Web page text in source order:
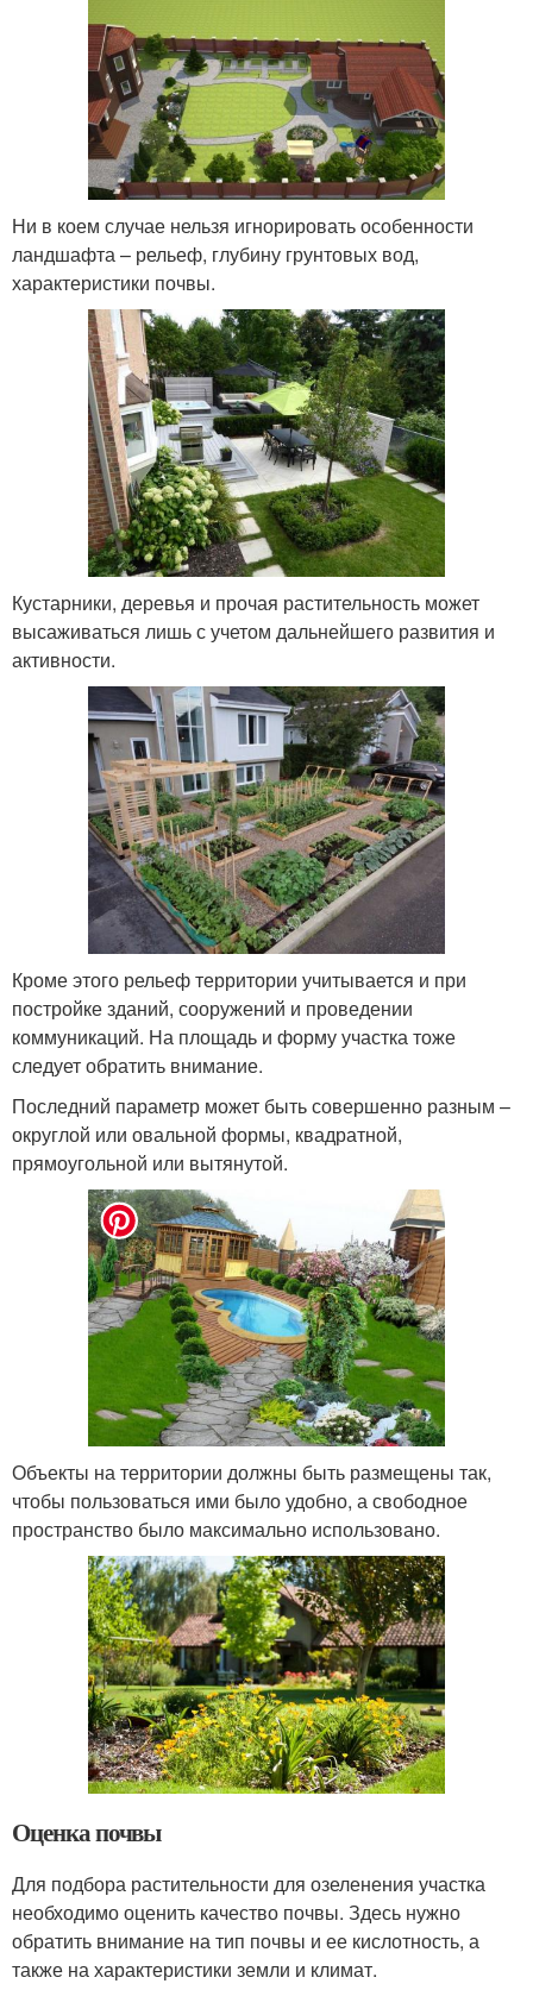
Ни в коем случае нельзя игнорировать особенности
ландшафта – рельеф, глубину грунтовых вод,
характеристики почвы.
Кустарники, деревья и прочая растительность может
высаживаться лишь с учетом дальнейшего развития и
активности.
Кроме этого рельеф территории учитывается и при
постройке зданий, сооружений и проведении
коммуникаций. На площадь и форму участка тоже
следует обратить внимание.
Последний параметр может быть совершенно разным –
округлой или овальной формы, квадратной,
прямоугольной или вытянутой.
Объекты на территории должны быть размещены так,
чтобы пользоваться ими было удобно, а свободное
пространство было максимально использовано.
Оценка почвы
Для подбора растительности для озеленения участка
необходимо оценить качество почвы. Здесь нужно
обратить внимание на тип почвы и ее кислотность, а
также на характеристики земли и климат.